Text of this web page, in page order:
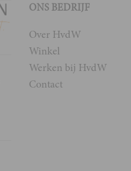
ONS BEDRIJF
Over HvdW
Winkel
Werken bij HvdW
Contact